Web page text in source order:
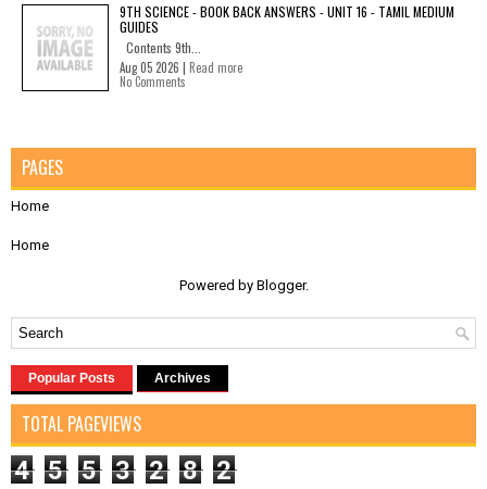
9TH SCIENCE - BOOK BACK ANSWERS - UNIT 16 - TAMIL MEDIUM
GUIDES
Contents 9th...
Aug 05 2026 | Read more
No Comments
PAGES
Home
Home
Powered by Blogger.
Popular Posts Archives
TOTAL PAGEVIEWS
4 5 5 3 2 8 2